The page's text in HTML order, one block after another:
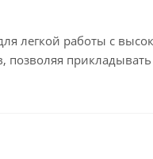
легкой работы с
позволяя